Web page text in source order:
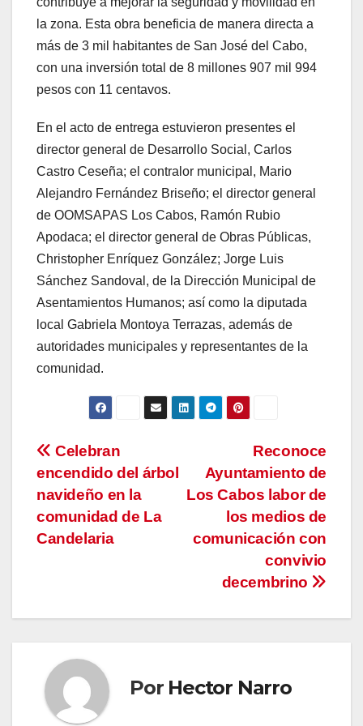
la zona. Esta obra beneficia de manera directa a
más de 3 mil habitantes de San José del Cabo,
con una inversión total de 8 millones 907 mil 994
pesos con 11 centavos.
En el acto de entrega estuvieron presentes el
director general de Desarrollo Social, Carlos
Castro Ceseña; el contralor municipal, Mario
Alejandro Fernández Briseño; el director general
de OOMSAPAS Los Cabos, Ramón Rubio
Apodaca; el director general de Obras Públicas,
Christopher Enríquez González; Jorge Luis
Sánchez Sandoval, de la Dirección Municipal de
Asentamientos Humanos; así como la diputada
local Gabriela Montoya Terrazas, además de
autoridades municipales y representantes de la
comunidad.
Navegación
de
entradas
Reconoce
Ayuntamiento de
Los Cabos labor de
los medios de
comunicación con
convivio
decembrino
Celebran
encendido del árbol
navideño en la
comunidad de La
Candelaria
Por Hector Narro